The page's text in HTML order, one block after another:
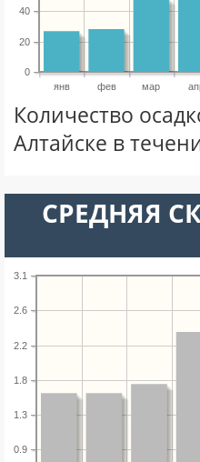
янв фев мар
0
20
40
Количество
Алтайске в
СРЕДНЯЯ
0.9
1.3
1.8
2.2
2.6
3.1